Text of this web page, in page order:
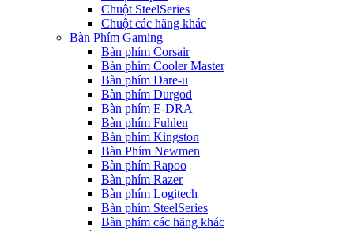
Chuột SteelSeries
Chuột các hãng khác
Bàn Phím Gaming
Bàn phím Corsair
Bàn phím Cooler Master
Bàn phím Dare-u
Bàn phím Durgod
Bàn phím E-DRA
Bàn phím Fuhlen
Bàn phím Kingston
Bàn Phím Newmen
Bàn phím Rapoo
Bàn phím Razer
Bàn phím Logitech
Bàn phím SteelSeries
Bàn phím các hãng khác